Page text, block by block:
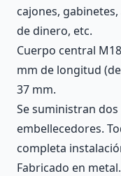
cajones,
de dinero, etc.
Cuerpo central
mm de longitud
37 mm.
Se suministran
embellecedores.
completa
Fabricado en